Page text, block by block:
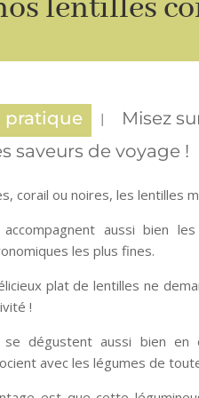
lentilles
pratique Misez
saveurs de voyage !
corail ou noires, les lentilles
accompagnent aussi bien
les plus fines.
plat de lentilles ne
!
se dégustent aussi bien en
avec les légumes de